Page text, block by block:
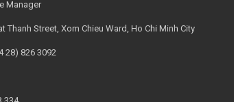
Manager
Thanh Street, Xom Chieu Ward, Ho Chi Minh City
28) 826 3092